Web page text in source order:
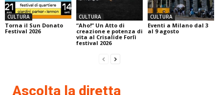
CULTURA
Torna il Sun Donato
Festival 2026
CULTURA
“Aho!” Un Atto di
creazione e potenza di
vita al Crisalide Forlì
festival 2026
CULTURA
Eventi a Milano dal 3
al 9 agosto
Ascolta la diretta